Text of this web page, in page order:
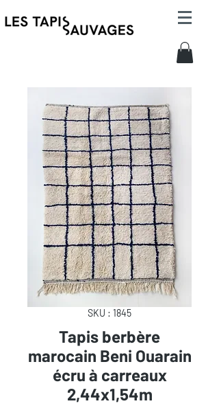
SKU : 1845
Tapis berbère
marocain Beni Ouarain
écru à carreaux
2,44x1,54m